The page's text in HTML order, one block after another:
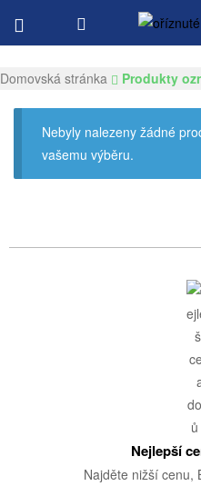
Doručení zdarma
Domovská stránka Produkty
Nebyly nalezeny žádné
vašemu výběru.
Nejlepší
Najděte nižší cenu,